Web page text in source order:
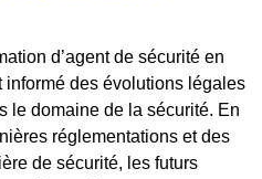
d’agent de sécurité en
informé des évolutions légales
le domaine de la sécurité. En
réglementations et des
de sécurité, les futurs